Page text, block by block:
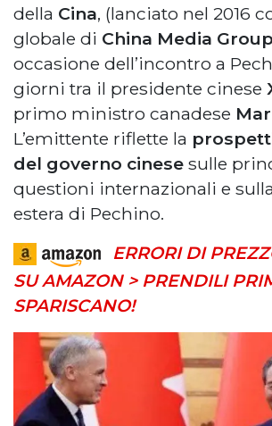
della Cina, (lanciato nel 2016
globale di China Media
occasione dell’incontro a
giorni tra il presidente cinese
primo ministro canadese
L’emittente riflette la
del governo cinese sulle
questioni internazionali e
estera di Pechino.
ERRORI DI
SU AMAZON > PRENDILI
SPARISCANO!